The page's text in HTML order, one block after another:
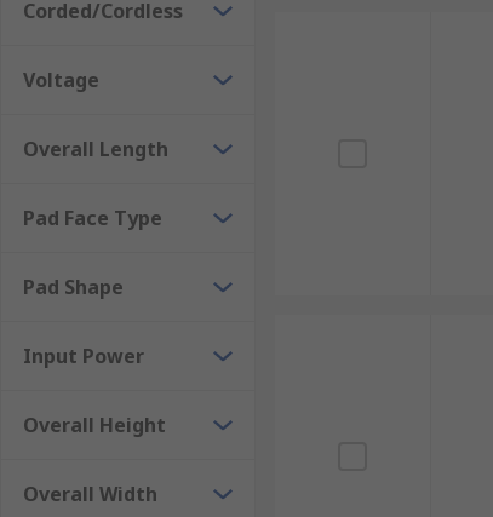
Corded/Cordless
Voltage
Overall Length
Pad Face Type
Pad Shape
Input Power
Overall Height
Overall Width